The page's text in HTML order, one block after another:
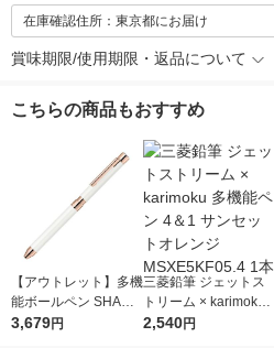
在庫確認住所：東京都にお届け
賞味期限/使用期限・返品について
こちらの商品もおすすめ
【アウトレット】多機
能ボールペン SHARB
O X（シャーボX） SL
3,679円
三菱鉛筆 ジェットス
トリーム × karimoku
多機能ペン 4＆1 サン
2,540円